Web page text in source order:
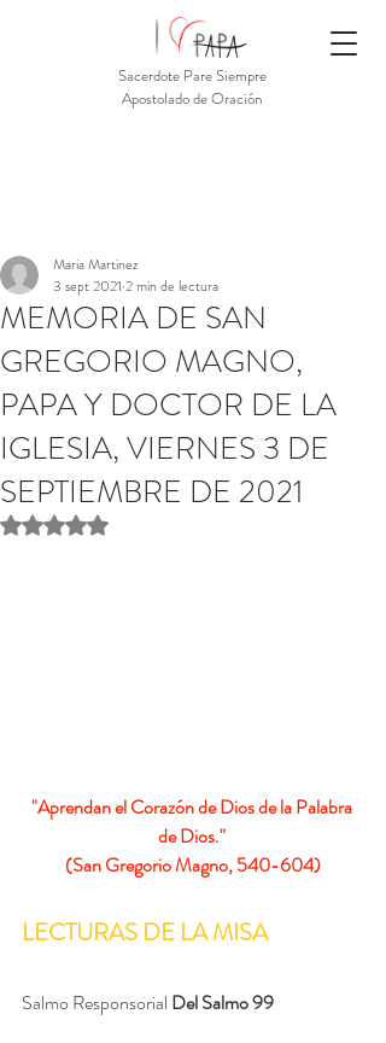
Sacerdote Pare Siempre
Apostolado de Oración
MEMORIA DE SAN
GREGORIO MAGNO,
PAPA Y DOCTOR DE LA
IGLESIA, VIERNES 3 DE
SEPTIEMBRE DE 2021
Maria Martinez
3 sept 2021 2 min de lectura
Obtuvo NaN de 5 estrellas.
"Aprendan el Corazón de Dios de la Palabra
de Dios."
(San Gregorio Magno, 540-604)
LECTURAS DE LA MISA
Salmo Responsorial Del Salmo 99